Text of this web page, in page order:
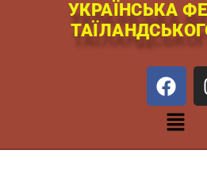
УКРАЇНСЬКА
a
c
e
b
o
Меню